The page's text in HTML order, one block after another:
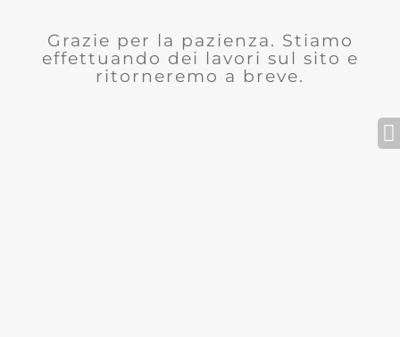
Grazie per la pazienza. Stiamo
effettuando dei lavori sul sito e
ritorneremo a breve.